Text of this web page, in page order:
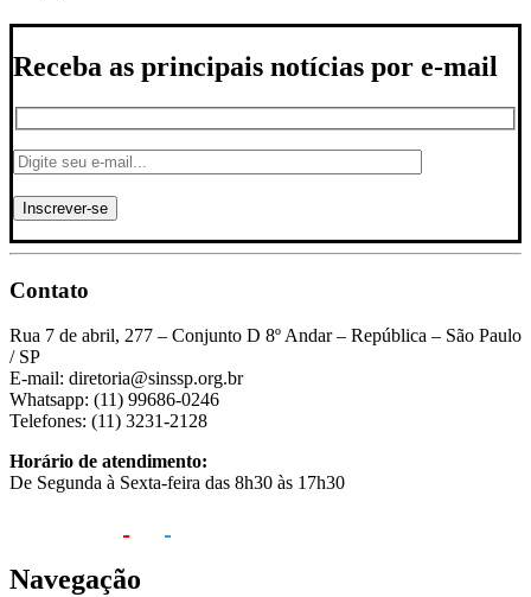
Receba as principais notícias por e-mail
Contato
Rua 7 de abril, 277 – Conjunto D 8º Andar – República – São Paulo
/ SP
E-mail: diretoria@sinssp.org.br
Whatsapp: (11) 99686-0246
Telefones: (11) 3231-2128
Horário de atendimento:
De Segunda à Sexta-feira das 8h30 às 17h30
Navegação